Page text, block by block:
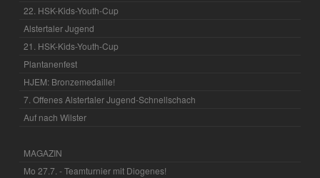
22. HSK-Kids-Youth-Cup
Alstertaler Jugend
21. HSK-Kids-Youth-Cup
Plantanenfest
HJEM: Bronzemedaille!
7. Offenes Alstertaler Jugend-Schnellschach
Auf nach Wilster
MAGAZIN
Mo 27.7. - Teamturnier mit Diogenes!